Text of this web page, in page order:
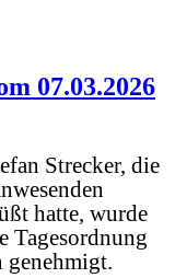
07.03.2026
Strecker, die
hatte, wurde
Tagesordnung
genehmigt.